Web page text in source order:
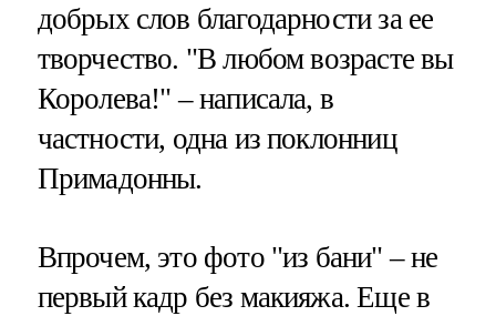
добрых слов благодарности за ее
творчество. "В любом возрасте вы
Королева!" – написала, в
частности, одна из поклонниц
Примадонны.
Впрочем, это фото "из бани" – не
первый кадр без макияжа. Еще в